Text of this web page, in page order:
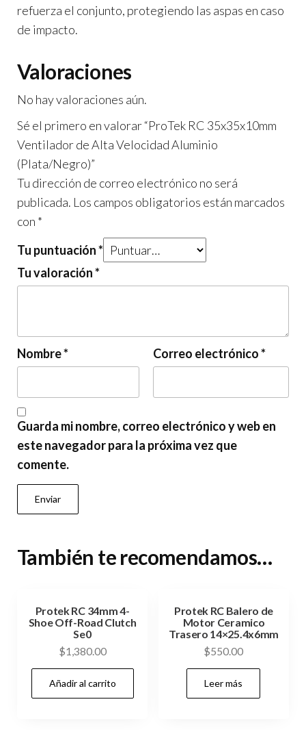
refuerza el conjunto, protegiendo las aspas en caso
de impacto.
Valoraciones
No hay valoraciones aún.
Sé el primero en valorar “ProTek RC 35x35x10mm
Ventilador de Alta Velocidad Aluminio
(Plata/Negro)”
Tu dirección de correo electrónico no será
publicada. Los campos obligatorios están marcados
con *
Tu puntuación*
Tu valoración*
Nombre* Correo electrónico*
Guarda mi nombre, correo electrónico y web en
este navegador para la próxima vez que
comente.
También te recomendamos…
Protek RC 34mm 4-
Shoe Off-Road Clutch
Se0
$1,380.00
Añadir al carrito
Protek RC Balero de
Motor Ceramico
Trasero 14×25.4x6mm
$550.00
Leer más